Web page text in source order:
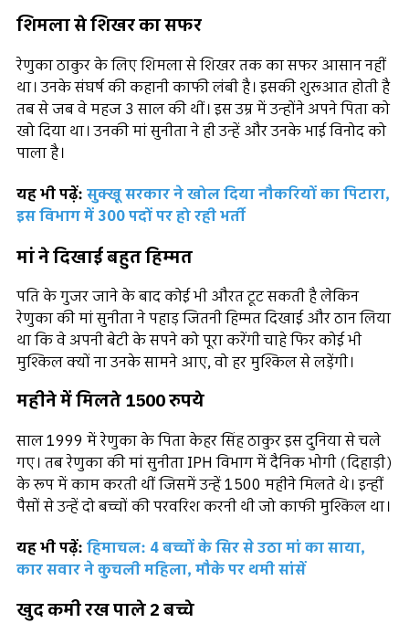
शिमला से शिखर का सफर
रेणुका ठाकुर के लिए शिमला से शिखर तक का सफर आसान नहीं
था। उनके संघर्ष की कहानी काफी लंबी है। इसकी शुरूआत होती है
तब से जब वे महज 3 साल की थीं। इस उम्र में उन्होंने अपने पिता को
खो दिया था। उनकी मां सुनीता ने ही उन्हें और उनके भाई विनोद को
पाला है।
यह भी पढ़ें: सुक्खू सरकार ने खोल दिया नौकरियों का पिटारा,
इस विभाग में 300 पदों पर हो रही भर्ती
मां ने दिखाई बहुत हिम्मत
पति के गुजर जाने के बाद कोई भी औरत टूट सकती है लेकिन
रेणुका की मां सुनीता ने पहाड़ जितनी हिम्मत दिखाई और ठान लिया
था कि वे अपनी बेटी के सपने को पूरा करेंगी चाहे फिर कोई भी
मुश्किल क्यों ना उनके सामने आए, वो हर मुश्किल से लड़ेंगी।
महीने में मिलते 1500 रुपये
साल 1999 में रेणुका के पिता केहर सिंह ठाकुर इस दुनिया से चले
गए। तब रेणुका की मां सुनीता IPH विभाग में दैनिक भोगी (दिहाड़ी)
के रूप में काम करती थीं जिसमें उन्हें ₹1500 महीने मिलते थे। इन्हीं
पैसों से उन्हें दो बच्चों की परवरिश करनी थी जो काफी मुश्किल था।
यह भी पढ़ें: हिमाचल: 4 बच्चों के सिर से उठा मां का साया,
कार सवार ने कुचली महिला, मौके पर थमी सांसें
खुद कमी रख पाले 2 बच्चे